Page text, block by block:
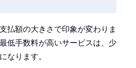
払額の大きさで印象が変わりま
低手数料が高いサービスは、少
なります。